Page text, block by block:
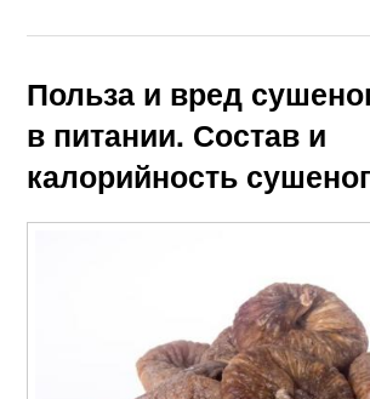
Польза и вред
в питании. Состав и
калорийность